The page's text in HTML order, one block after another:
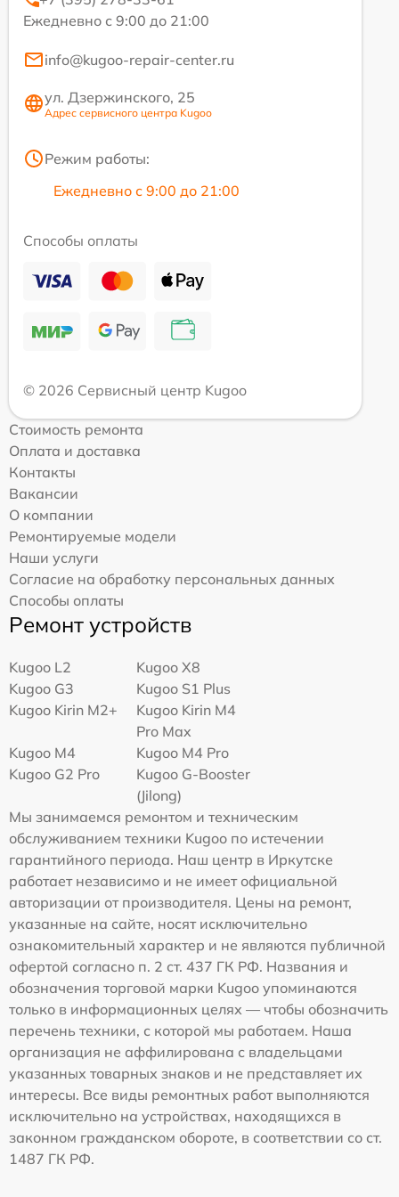
Ежедневно с 9:00 до 21:00
info@kugoo-repair-center.ru
ул. Дзержинского, 25
Адрес сервисного центра Kugoo
Режим работы:
Ежедневно с 9:00 до 21:00
Способы оплаты
© 2026 Сервисный центр Kugoo
Стоимость ремонта
Оплата и доставка
Контакты
Вакансии
О компании
Ремонтируемые модели
Наши услуги
Согласие на обработку персональных данных
Способы оплаты
Ремонт устройств
Kugoo L2
Kugoo X8
Kugoo G3
Kugoo S1 Plus
Kugoo Kirin M2+
Kugoo Kirin M4
Pro Max
Kugoo M4
Kugoo M4 Pro
Kugoo G2 Pro
Kugoo G-Booster
(Jilong)
Мы занимаемся ремонтом и техническим
обслуживанием техники Kugoo по истечении
гарантийного периода. Наш центр в Иркутске
работает независимо и не имеет официальной
авторизации от производителя. Цены на ремонт,
указанные на сайте, носят исключительно
ознакомительный характер и не являются публичной
офертой согласно п. 2 ст. 437 ГК РФ. Названия и
обозначения торговой марки Kugoo упоминаются
только в информационных целях — чтобы обозначить
перечень техники, с которой мы работаем. Наша
организация не аффилирована с владельцами
указанных товарных знаков и не представляет их
интересы. Все виды ремонтных работ выполняются
исключительно на устройствах, находящихся в
законном гражданском обороте, в соответствии со ст.
1487 ГК РФ.